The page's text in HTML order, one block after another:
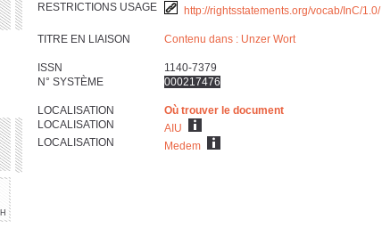
RESTRICTIONS USAGE
http://rightsstatements.org/vocab/InC/1.0/
TITRE EN LIAISON Contenu dans : Unzer Wort
ISSN
1140-7379
N° SYSTÈME
000217476
LOCALISATION
Où trouver le document
LOCALISATION
AIU
LOCALISATION
Medem